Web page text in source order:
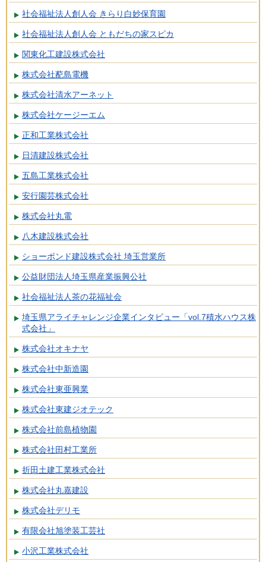
社会福祉法人創人会 きらり白妙保育園
社会福祉法人創人会 ともだちの家スピカ
関東化工建設株式会社
株式会社蓜島電機
株式会社清水アーネット
株式会社ケージーエム
正和工業株式会社
日清建設株式会社
五島工業株式会社
安行園芸株式会社
株式会社丸電
八木建設株式会社
ショーボンド建設株式会社 埼玉営業所
公益財団法人埼玉県産業振興公社
社会福祉法人茶の花福祉会
埼玉県アライチャレンジ企業インタビュー「vol.7積水ハウス株
式会社」
株式会社オキナヤ
株式会社中新造園
株式会社東亜興業
株式会社東建ジオテック
株式会社前島植物園
株式会社田村工業所
折田土建工業株式会社
株式会社丸嘉建設
株式会社デリモ
有限会社旭塗装工芸社
小沢工業株式会社